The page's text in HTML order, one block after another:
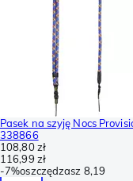
Pasek na szyję Nocs
338866
108,80 zł
116,99 zł
-7%oszczędzasz 8,19